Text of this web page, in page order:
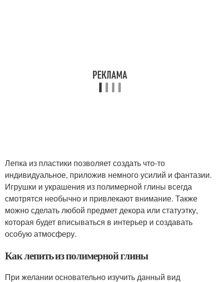
Лепка из пластики позволяет создать что-то
индивидуальное, приложив немного усилий и фантазии.
Игрушки и украшения из полимерной глины всегда
смотрятся необычно и привлекают внимание. Также
можно сделать любой предмет декора или статуэтку,
которая будет вписываться в интерьер и создавать
особую атмосферу.
Как лепить из полимерной глины
При желании основательно изучить данный вид